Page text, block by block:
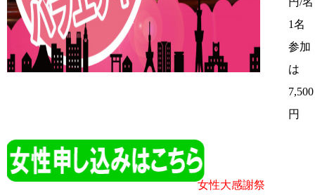
1名
参加
は
7,500
円
女性大感謝祭